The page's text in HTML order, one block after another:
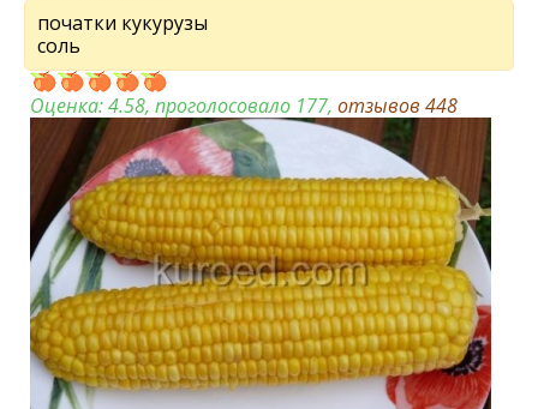
початки кукурузы
соль
Оценка:4.58, проголосовало 177, отзывов 448